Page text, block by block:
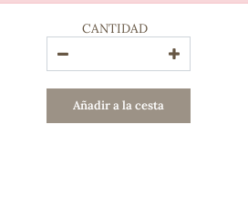
Cremas, lociones y aceites
Hombre
Higiene personal
Labiales
Aceites esenciales y
Aceites vegetales
CANTIDAD
Añadir a la cesta